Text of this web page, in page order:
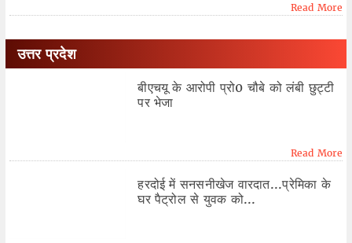
Read More
उत्तर प्रदेश
बीएचयू के आरोपी प्रो0 चौबे को लंबी छुट्टी
पर भेजा
Read More
हरदोई में सनसनीखेज वारदात...प्रेमिका के
घर पैट्रोल से युवक को...